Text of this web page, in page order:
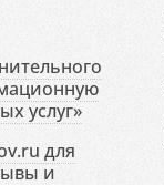
услуг»
для
и